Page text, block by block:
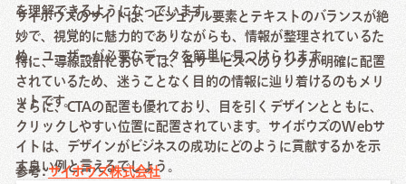
を理解できるようになっています。
サイボウズのサイトは、ビジュアル要素とテキストのバランスが絶
妙で、視覚的に魅力的でありながらも、情報が整理されているた
め、ユーザーが必要なデータを簡単に見つけられます。
特に、導線設計においては、各サービスへのリンクが明確に配置
されているため、迷うことなく目的の情報に辿り着けるのもメリ
ットです。
さらに、CTAの配置も優れており、目を引くデザインとともに、
クリックしやすい位置に配置されています。サイボウズのWebサ
イトは、デザインがビジネスの成功にどのように貢献するかを示
す良い例と言えるでしょう。
参考:サイボウズ株式会社